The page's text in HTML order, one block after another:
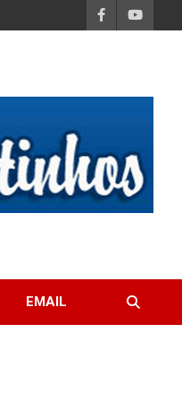
EMAIL